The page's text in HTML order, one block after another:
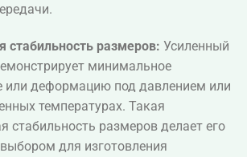
стабильность размеров: Усиленный
минимальное
или деформацию под давлением или
температурах. Такая
стабильность размеров делает его
для изготовления